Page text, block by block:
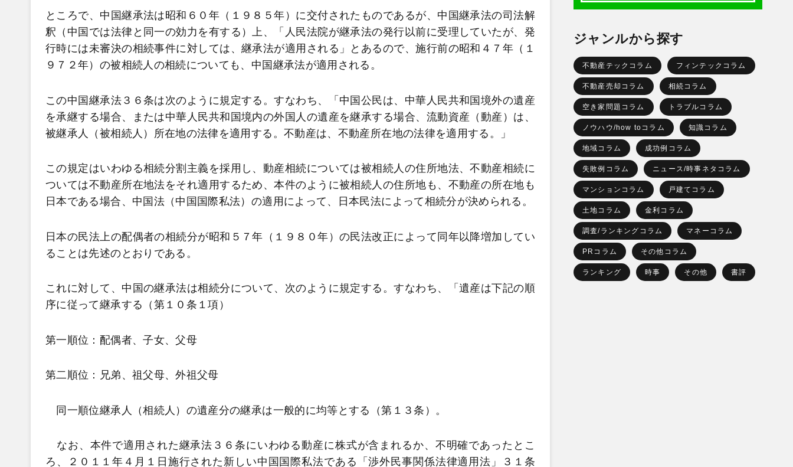
ところで、中国継承法は昭和６０年（１９８５年）に交付されたものであるが、中国継承法の司法解
釈（中国では法律と同一の効力を有する）上、「人民法院が継承法の発行以前に受理していたが、発
行時には未審決の相続事件に対しては、継承法が適用される」とあるので、施行前の昭和４７年（１
９７２年）の被相続人の相続についても、中国継承法が適用される。
この中国継承法３６条は次のように規定する。すなわち、「中国公民は、中華人民共和国境外の遺産
を承継する場合、または中華人民共和国境内の外国人の遺産を継承する場合、流動資産（動産）は、
被継承人（被相続人）所在地の法律を適用する。不動産は、不動産所在地の法律を適用する。」
この規定はいわゆる相続分割主義を採用し、動産相続については被相続人の住所地法、不動産相続に
ついては不動産所在地法をそれ適用するため、本件のように被相続人の住所地も、不動産の所在地も
日本である場合、中国法（中国国際私法）の適用によって、日本民法によって相続分が決められる。
日本の民法上の配偶者の相続分が昭和５７年（１９８０年）の民法改正によって同年以降増加してい
ることは先述のとおりである。
これに対して、中国の継承法は相続分について、次のように規定する。すなわち、「遺産は下記の順
序に従って継承する（第１０条１項）
第一順位：配偶者、子女、父母
第二順位：兄弟、祖父母、外祖父母
同一順位継承人（相続人）の遺産分の継承は一般的に均等とする（第１３条）。
なお、本件で適用された継承法３６条にいわゆる動産に株式が含まれるか、不明確であったとこ
ろ、２０１１年４月１日施行された新しい中国国際私法である「渉外民事関係法律適用法」３１条
ジャンルから探す
不動産テックコラム フィンテックコラム
不動産売却コラム 相続コラム
空き家問題コラム トラブルコラム
ノウハウ/how toコラム 知識コラム
地域コラム 成功例コラム
失敗例コラム ニュース/時事ネタコラム
マンションコラム 戸建てコラム
土地コラム 金利コラム
調査/ランキングコラム マネーコラム
PRコラム その他コラム
ランキング 時事 その他 書評